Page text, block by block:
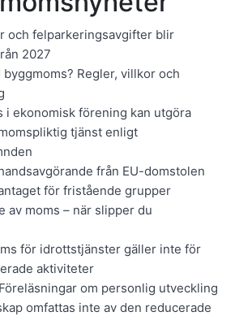
och felparkeringsavgifter blir
2027
byggmoms? Regler, villkor och
i ekonomisk förening kan utgöra
tjänst enligt
från EU-domstolen
för fristående grupper
av moms – när slipper du
för idrottstjänster gäller inte för
aktiviteter
om personlig utveckling
omfattas inte av den reducerade